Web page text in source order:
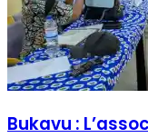
Bukavu :